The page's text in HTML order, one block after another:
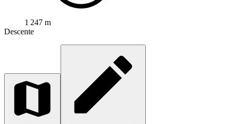
1 247 m
Descente